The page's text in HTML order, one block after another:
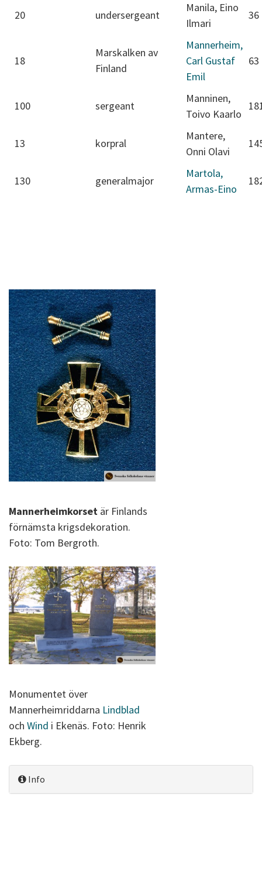
20 undersergeant
Manila, Eino
Ilmari
36
18
Marskalken av
Finland
Mannerheim,
Carl Gustaf
Emil
63
100 sergeant
Manninen,
Toivo Kaarlo
13 korpral
Mantere,
Onni Olavi
130 generalmajor
Martola,
Armas-Eino
Mannerheimkorset är Finlands
förnämsta krigsdekoration.
Foto: Tom Bergroth.
Monumentet över
Mannerheimriddarna Lindblad
och Wind i Ekenäs. Foto: Henrik
Ekberg.
Info